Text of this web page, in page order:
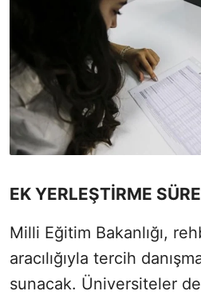
EK YERLEŞTİRME
Milli Eğitim Bakanlığı,
aracılığıyla tercih
sunacak. Üniversiteler